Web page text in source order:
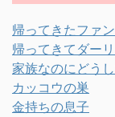
帰ってきたファ
帰ってきてダー
家族なのにどう
カッコウの巣
金持ちの息子